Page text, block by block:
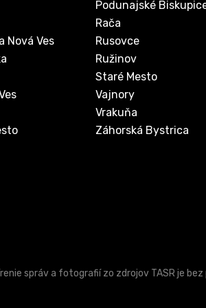
Nová Ves
Podunajské
Rača
Rusovce
Ružinov
Staré Mesto
Vajnory
Vrakuňa
Záhorská Bystrica
správ a fotografií zo zdrojov TASR je